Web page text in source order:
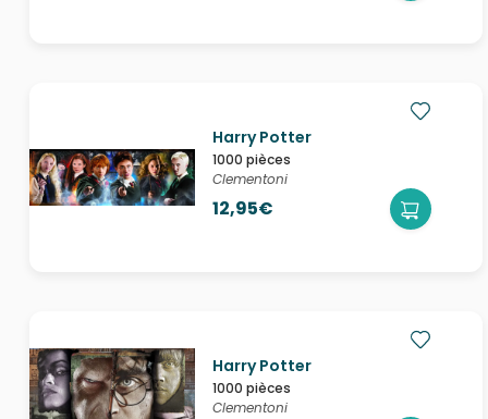
Harry Potter
1000 pièces
Clementoni
12,95€
Harry Potter
1000 pièces
Clementoni